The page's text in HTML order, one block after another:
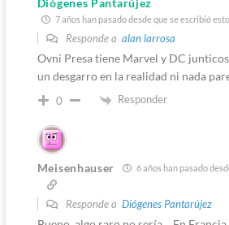
Diógenes Pantarújez
7 años han pasado desde que se escribió esto
Responde a alan larrosa
Ovni Presa tiene Marvel y DC
un desgarro en la realidad ni nada
0 Responder
Meisenhauser 6 años han pasado
Responde a Diógenes Pantarújez